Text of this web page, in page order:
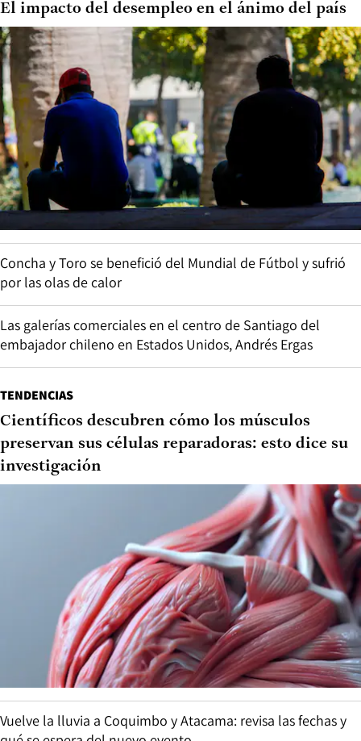
El impacto del desempleo en el ánimo del país
Concha y Toro se benefició del Mundial de Fútbol y sufrió
por las olas de calor
Las galerías comerciales en el centro de Santiago del
embajador chileno en Estados Unidos, Andrés Ergas
TENDENCIAS
Científicos descubren cómo los músculos
preservan sus células reparadoras: esto dice su
investigación
Vuelve la lluvia a Coquimbo y Atacama: revisa las fechas y